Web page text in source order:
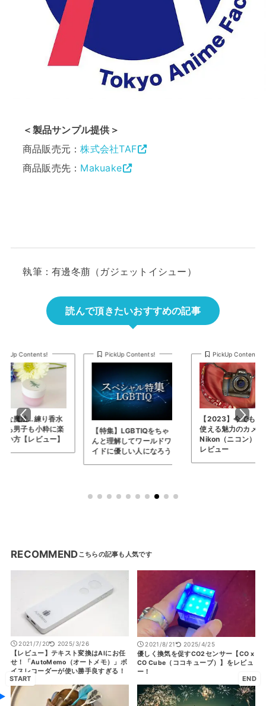
＜製品サンプル提供＞
商品販売元：株式会社TAF
商品販売先： Makuake
執筆：有邊冬萠（ガジェットイシュー）
読んで頂きたいおすすめの記事
】LGBTIQをちゃ
解してワールドワ
優しい人になろう
Contents!
【2023】今でも現役で
使える魅力のカメラ…
Nikon（ニコン） D3を
レビュー
PickUp Contents!
レビュー記事100本
記念！筆者の選ぶ
トガジェット
PickUp Contents!
RECOMMEND
2021/7/20 2025/3/26
【レビュー】テキスト変換はAIにお任
せ！「AutoMemo（オートメモ）」ボ
イスレコーダーが使い勝手良すぎる！
2021/8/21 2025/4/25
優しく換気を促すCO2センサー【CO x
CO Cube（ココキューブ）】をレビュ
ー！
START END